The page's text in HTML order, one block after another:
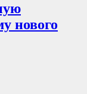
нового